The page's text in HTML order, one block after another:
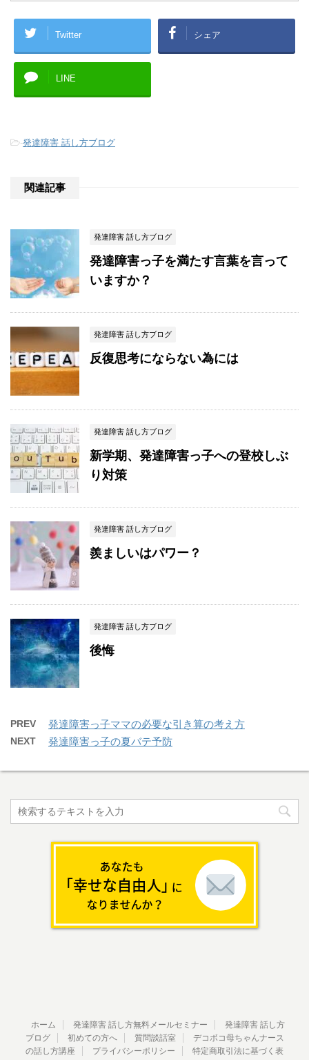
Twitter シェア
LINE
-発達障害 話し方ブログ
関連記事
発達障害 話し方ブログ
発達障害っ子を満たす言葉を言って
いますか？
発達障害 話し方ブログ
反復思考にならない為には
発達障害 話し方ブログ
新学期、発達障害っ子への登校しぶ
り対策
発達障害 話し方ブログ
羨ましいはパワー？
発達障害 話し方ブログ
後悔
PREV 発達障害っ子ママの必要な引き算の考え方
NEXT 発達障害っ子の夏バテ予防
ホーム 発達障害 話し方無料メールセミナー
発達障害 話し方
ブログ
初めての方へ 質問談話室
デコボコ母ちゃんナース
の話し方講座
プライバシーポリシー
特定商取引法に基づく表